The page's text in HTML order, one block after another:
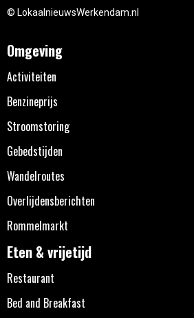
© LokaalnieuwsWerkendam.nl
Omgeving
Activiteiten
Benzineprijs
Stroomstoring
Gebedstijden
Wandelroutes
Overlijdensberichten
Rommelmarkt
Eten & vrijetijd
Restaurant
Bed and Breakfast